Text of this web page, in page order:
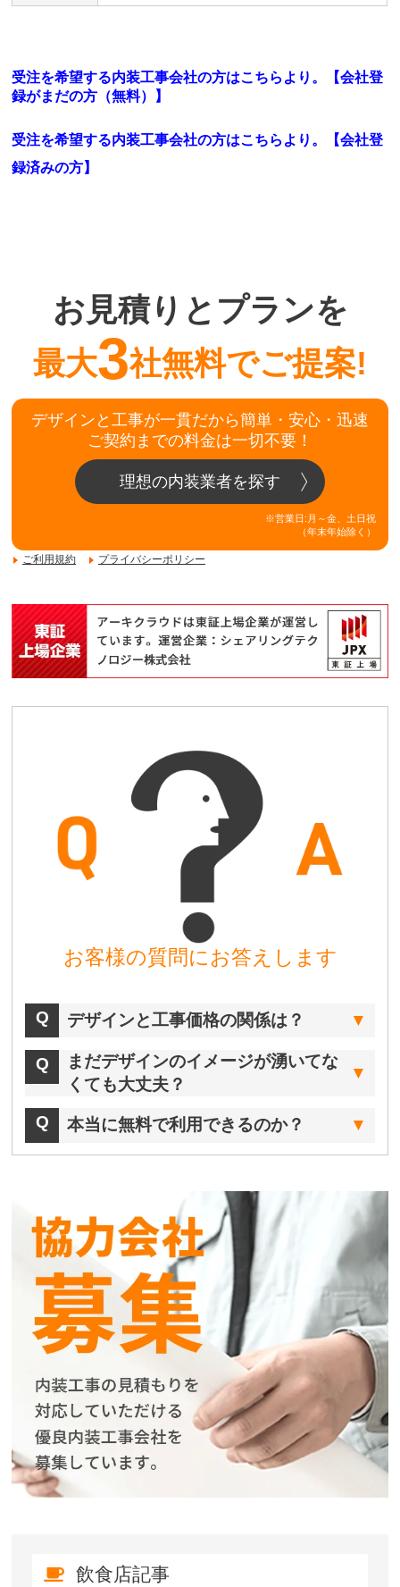
受注を希望する内装工事会社の方はこちらより。【会社登
録がまだの方（無料）】
受注を希望する内装工事会社の方はこちらより。
【会社登
録済みの方】
お見積りとプランを
最大3社無料でご提案!
デザインと工事が一貫だから簡単・安心・迅速
ご契約までの料金は一切不要！
理想の内装業者を探す
※営業日:月～金、土日祝
（年末年始除く）
ご利用規約 プライバシーポリシー
お客様の質問にお答えします
デザインと工事価格の関係は？
まだデザインのイメージが湧いてな
くても大丈夫？
本当に無料で利用できるのか？
飲食店記事